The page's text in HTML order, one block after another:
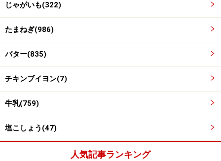
4
じゃがいもが柔らかくなるまで煮込む。
チキンブイヨンを加え、蓋をしてじゃがいもが柔らかく
なるまで煮込んであら熱を取る。
じゃがいも(322)
たまねぎ(986)
バター(835)
チキンブイヨン(7)
牛乳(759)
塩こしょう(47)
人気記事ランキング